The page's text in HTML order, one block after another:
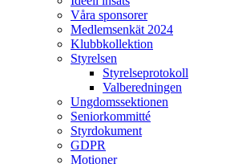
Våra sponsorer
Medlemsenkät 2024
Klubbkollektion
Styrelsen
Styrelseprotokoll
Valberedningen
Ungdomssektionen
Seniorkommitté
Styrdokument
GDPR
Motioner